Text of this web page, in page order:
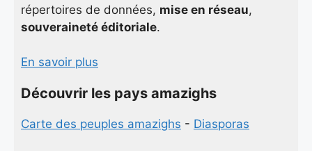
répertoires de données, mise en réseau,
souveraineté éditoriale.
En savoir plus
Découvrir les pays amazighs
Carte des peuples amazighs - Diasporas